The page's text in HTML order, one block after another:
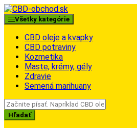
Skip
to
navigation
Skip
to
content
Všetky kategórie
CBD oleje a kvapky
CBD potraviny
Kozmetika
Maste, krémy, gély
Zdravie
Semená marihuany
Search
for:
Hľadať